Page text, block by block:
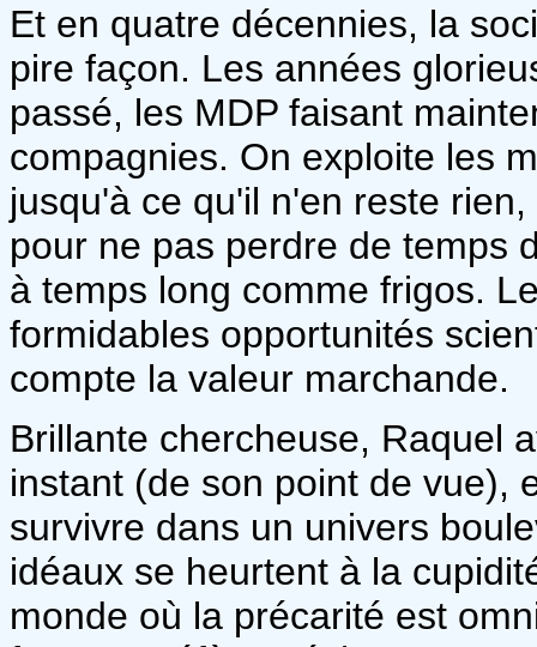
Et en quatre décennies, la
pire façon. Les années
passé, les MDP faisant
compagnies. On exploite les
jusqu'à ce qu'il n'en reste
pour ne pas perdre de temps
à temps long comme frigos.
formidables opportunités
compte la valeur marchande.
Brillante chercheuse, Raquel
instant (de son point de vue),
survivre dans un univers
idéaux se heurtent à la
monde où la précarité est